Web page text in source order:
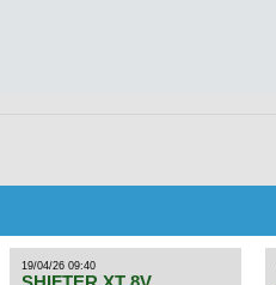
19/04/26 09:40